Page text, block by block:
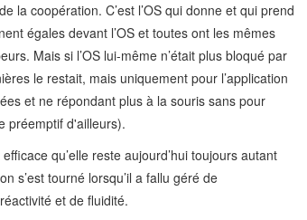
la coopération. C’est l’OS qui donne et qui prend
égales devant l’OS et toutes ont les mêmes
Mais si l’OS lui-même n’était plus bloqué par
le restait, mais uniquement pour l’application
et ne répondant plus à la souris sans pour
préemptif d'ailleurs).
qu’elle reste aujourd’hui toujours autant
s’est tourné lorsqu’il a fallu géré de
et de fluidité.